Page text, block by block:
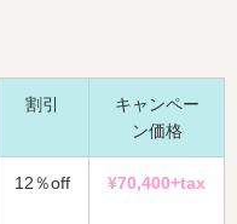
割引
キャンペー
ン価格
12％off ¥70,400+tax